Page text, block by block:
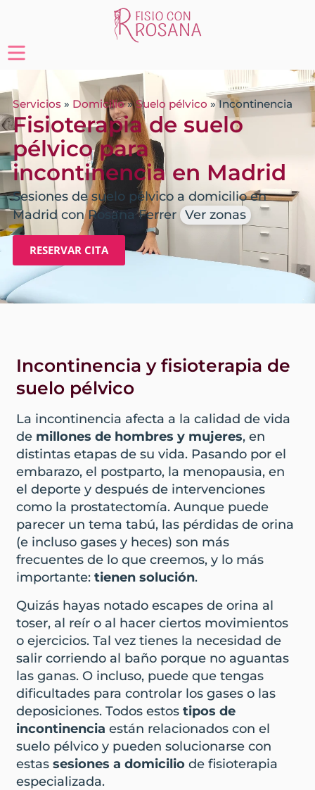
Servicios » Domicilio»Suelo pélvico »Incontinencia
Fisioterapia de suelo
pélvico para
incontinencia en Madrid
Sesiones de suelo pélvico a domicilio en
Madrid con Rosana Ferrer Ver zonas
RESERVAR CITA
Incontinencia y fisioterapia de
suelo pélvico
La incontinencia afecta a la calidad de vida
de millones de hombres y mujeres, en
distintas etapas de su vida. Pasando por el
embarazo, el postparto, la menopausia, en
el deporte y después de intervenciones
como la prostatectomía. Aunque puede
parecer un tema tabú, las pérdidas de orina
(e incluso gases y heces) son más
frecuentes de lo que creemos, y lo más
importante: tienen solución.
Quizás hayas notado escapes de orina al
toser, al reír o al hacer ciertos movimientos
o ejercicios. Tal vez tienes la necesidad de
salir corriendo al baño porque no aguantas
las ganas. O incluso, puede que tengas
dificultades para controlar los gases o las
deposiciones. Todos estos tipos de
incontinencia están relacionados con el
suelo pélvico y pueden solucionarse con
estas sesiones a domiciliode fisioterapia
especializada.